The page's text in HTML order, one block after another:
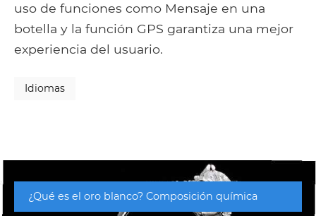
uso de funciones como Mensaje en una
botella y la función GPS garantiza una mejor
experiencia del usuario.
Idiomas
¿Qué es el oro blanco? Composición química